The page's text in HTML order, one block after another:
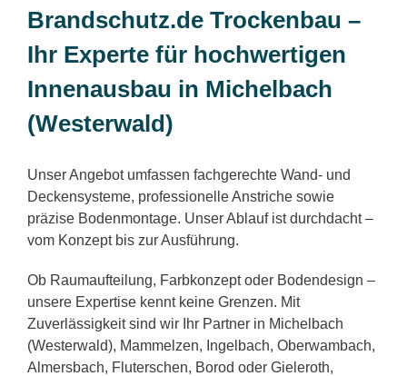
Brandschutz.de Trockenbau –
Ihr Experte für hochwertigen
Innenausbau in Michelbach
(Westerwald)
Unser Angebot umfassen fachgerechte Wand- und
Deckensysteme, professionelle Anstriche sowie
präzise Bodenmontage. Unser Ablauf ist durchdacht –
vom Konzept bis zur Ausführung.
Ob Raumaufteilung, Farbkonzept oder Bodendesign –
unsere Expertise kennt keine Grenzen. Mit
Zuverlässigkeit sind wir Ihr Partner in Michelbach
(Westerwald), Mammelzen, Ingelbach, Oberwambach,
Almersbach, Fluterschen, Borod oder Gieleroth,